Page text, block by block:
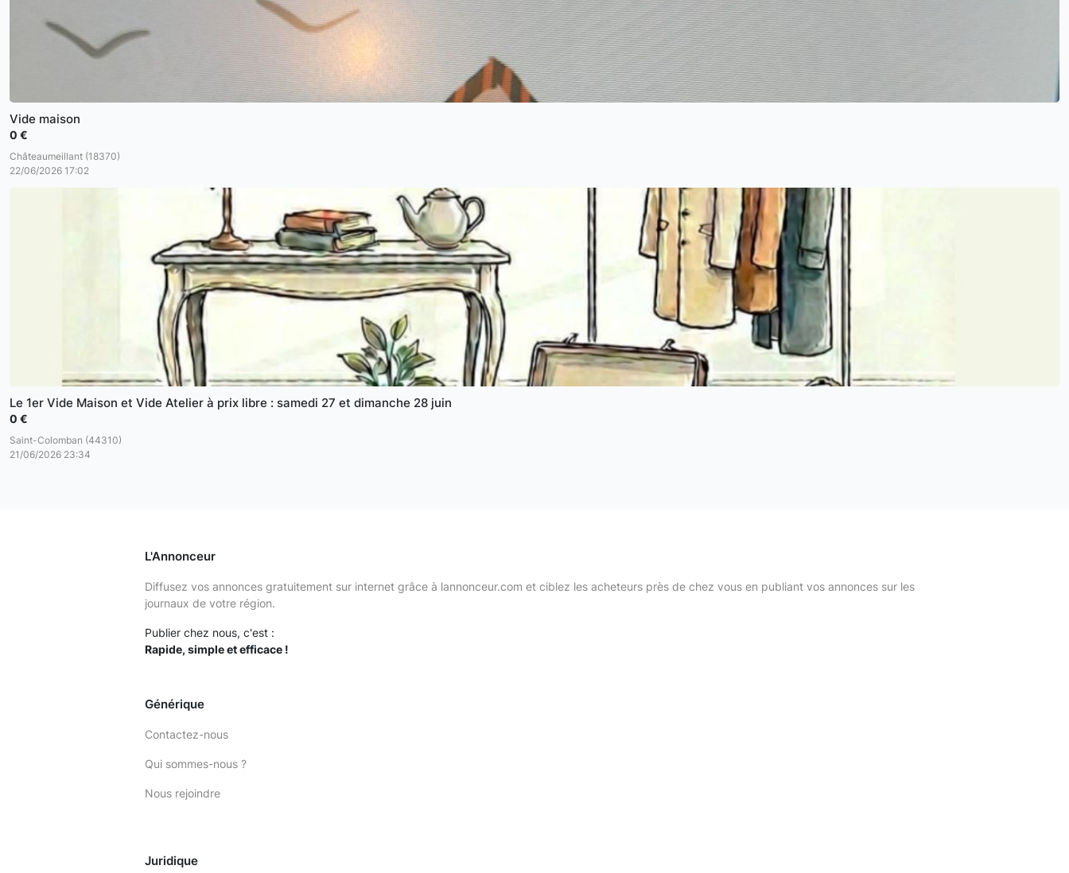
Vide maison
0 €
Châteaumeillant (18370)
22/06/2026 17:02
Le 1er Vide Maison et Vide Atelier à prix libre : samedi 27 et dimanche 28 juin
0 €
Saint-Colomban (44310)
21/06/2026 23:34
L'Annonceur
Diffusez vos annonces gratuitement sur internet grâce à lannonceur.com et ciblez les acheteurs près de chez vous en publiant vos annonces sur les
journaux de votre région.
Publier chez nous, c'est :
Rapide, simple et efficace !
Générique
Contactez-nous
Qui sommes-nous ?
Nous rejoindre
Juridique